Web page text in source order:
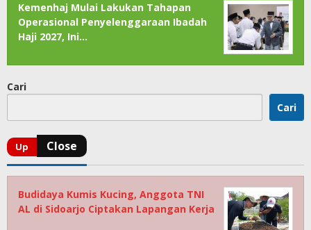
Kemenhaj Mulai Lakukan Tahapan
Operasional Penyelenggaraan Ibadah
Haji 2027, Ini…
Cari
Cari
Budidaya Kumis Kucing, Anggota TNI
AL di Sidoarjo Ciptakan Lapangan Kerja